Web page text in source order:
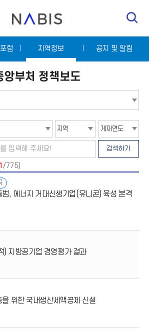
N
A
I
S
럼 지역정보 공지 및 알림
앙부처 정책보도
지
역
게
재
연
검색하기
1 /775)
, 에너지 거대신생기업(유니콘) 육성 본격
지방공기업 경영평가 결과
위한 국내생산세액공제 신설